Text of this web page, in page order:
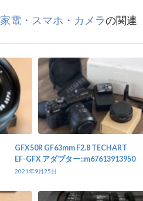
家電・スマホ・カメラの関連
GFX50R GF63mm F2.8 TECHART
EF-GFX アダプター::m67613913950
2021年9月25日